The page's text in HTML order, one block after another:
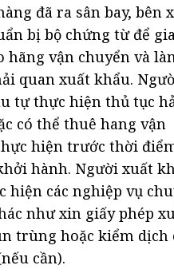
đã ra sân bay, bên
bị bộ chứng từ để
hãng vận chuyển và
quan xuất khẩu.
tự thực hiện thủ tục
có thể thuê hang vận
hiện trước thời
hành. Người xuất
hiện các nghiệp vụ
như xin giấy phép
trùng hoặc kiểm dịch
cần).